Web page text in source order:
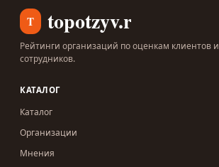
T topotzyv.ru
Рейтинги организаций по оценкам клиентов и
сотрудников.
КАТАЛОГ
Каталог
Организации
Мнения